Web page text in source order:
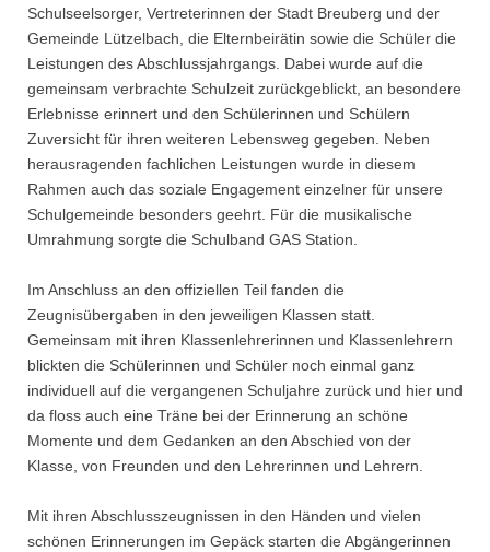
Schulseelsorger, Vertreterinnen der Stadt Breuberg und der
Gemeinde Lützelbach, die Elternbeirätin sowie die Schüler die
Leistungen des Abschlussjahrgangs. Dabei wurde auf die
gemeinsam verbrachte Schulzeit zurückgeblickt, an besondere
Erlebnisse erinnert und den Schülerinnen und Schülern
Zuversicht für ihren weiteren Lebensweg gegeben. Neben
herausragenden fachlichen Leistungen wurde in diesem
Rahmen auch das soziale Engagement einzelner für unsere
Schulgemeinde besonders geehrt. Für die musikalische
Umrahmung sorgte die Schulband GAS Station.
Im Anschluss an den offiziellen Teil fanden die
Zeugnisübergaben in den jeweiligen Klassen statt.
Gemeinsam mit ihren Klassenlehrerinnen und Klassenlehrern
blickten die Schülerinnen und Schüler noch einmal ganz
individuell auf die vergangenen Schuljahre zurück und hier und
da floss auch eine Träne bei der Erinnerung an schöne
Momente und dem Gedanken an den Abschied von der
Klasse, von Freunden und den Lehrerinnen und Lehrern.
Mit ihren Abschlusszeugnissen in den Händen und vielen
schönen Erinnerungen im Gepäck starten die Abgängerinnen